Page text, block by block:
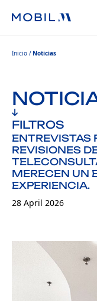
Inicio Noticias
FILTROS
ENTREVISTAS
REVISIONES
MERECEN UN
EXPERIENCIA.
28 April 2026